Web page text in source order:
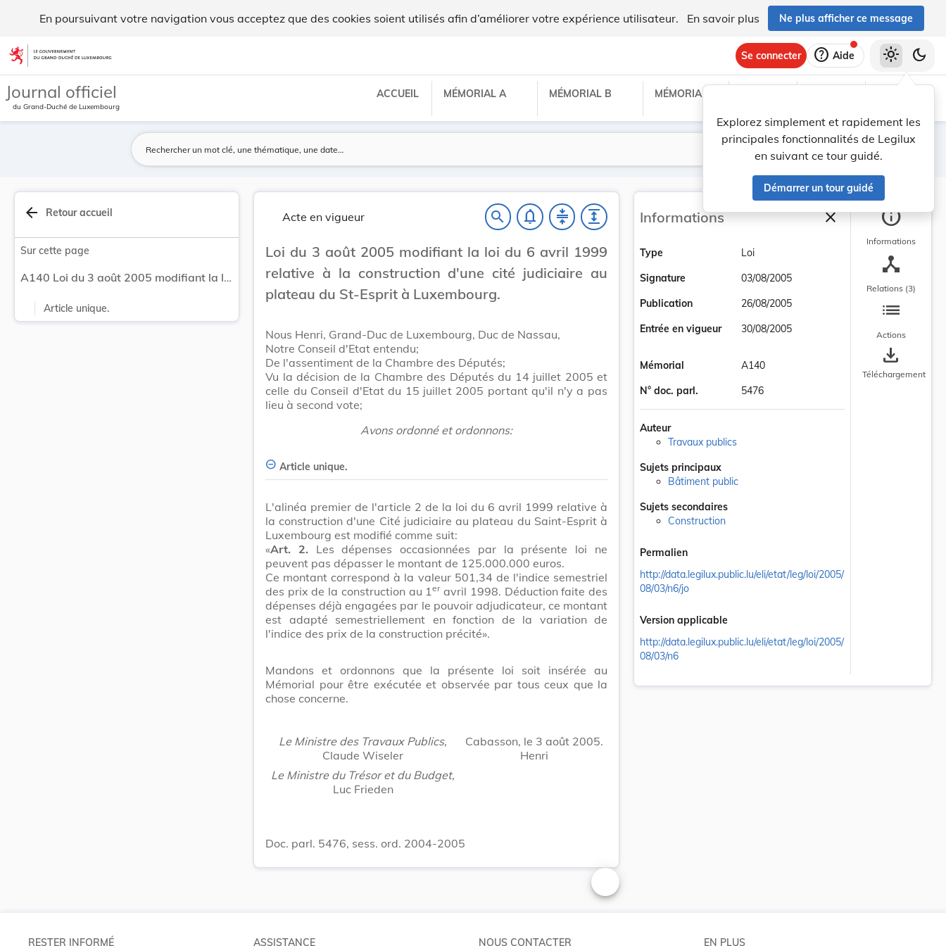
En poursuivant votre navigation vous acceptez que des cookies soient utilisés afin d’améliorer votre expérience utilisateur. En savoir plus Ne plus afficher ce message
Aller au contenu
Se connecter help Aide
Explorez simplement et rapidement les
principales fonctionnalités de Legilux
en suivant ce tour guidé.
Démarrer un tour guidé
light_mode dark_mode
Journal officiel
du Grand-Duché de Luxembourg
ACCUEIL MÉMORIAL A MÉMORIAL B MÉMORIAL C
Lancer la recherche
Filtres
arrow_back Retour accueil
Sur cette page
A140 Loi du 3 août 2005 modifiant la loi du 6 avril 1999 relative à la construction d'une cité judiciaire au plateau du St-Esprit à Luxembourg.
Article unique.
Acte en vigueur search notifications_none compress expand
Loi du 3 août 2005 modifiant la loi du 6 avril 1999
relative à la construction d'une cité judiciaire au
plateau du St-Esprit à Luxembourg.
Nous Henri, Grand-Duc de Luxembourg, Duc de Nassau,
Notre Conseil d'Etat entendu;
De l'assentiment de la Chambre des Députés;
Vu la décision de la Chambre des Députés du 14 juillet 2005 et
celle du Conseil d'Etat du 15 juillet 2005 portant qu'il n'y a pas
lieu à second vote;
Avons ordonné et ordonnons:
Article unique.
L'alinéa premier de l'article 2 de la loi du 6 avril 1999 relative à
la construction d'une Cité judiciaire au plateau du Saint-Esprit à
Luxembourg est modifié comme suit:
«Art. 2. Les dépenses occasionnées par la présente loi ne
peuvent pas dépasser le montant de 125.000.000 euros.
Ce montant correspond à la valeur 501,34 de l'indice semestriel
des prix de la construction au 1eravril 1998. Déduction faite des
dépenses déjà engagées par le pouvoir adjudicateur, ce montant
est adapté semestriellement en fonction de la variation de
l'indice des prix de la construction précité».
Mandons et ordonnons que la présente loi soit insérée au
Mémorial pour être exécutée et observée par tous ceux que la
chose concerne.
Le Ministre des Travaux Publics,
Claude Wiseler
Le Ministre du Trésor et du Budget,
Luc Frieden
Cabasson, le 3 août 2005.
Henri
Doc. parl. 5476, sess. ord. 2004-2005
Changer la taille du texte
Informations closeFermer la barre
Type
Loi
Signature
03/08/2005
Publication
26/08/2005
Entrée en vigueur
30/08/2005
Mémorial
A140
N° doc. parl.
5476
Auteur
Travaux publics
Sujets principaux
Bâtiment public
Sujets secondaires
Construction
Permalien
http://data.legilux.public.lu/eli/etat/leg/loi/2005/
08/03/n6/jo
Version applicable
http://data.legilux.public.lu/eli/etat/leg/loi/2005/
08/03/n6
info
Informations
device_hub
Relations (3)
list
Actions
save_alt
Téléchargement
RESTER INFORMÉ ASSISTANCE NOUS CONTACTER EN PLUS